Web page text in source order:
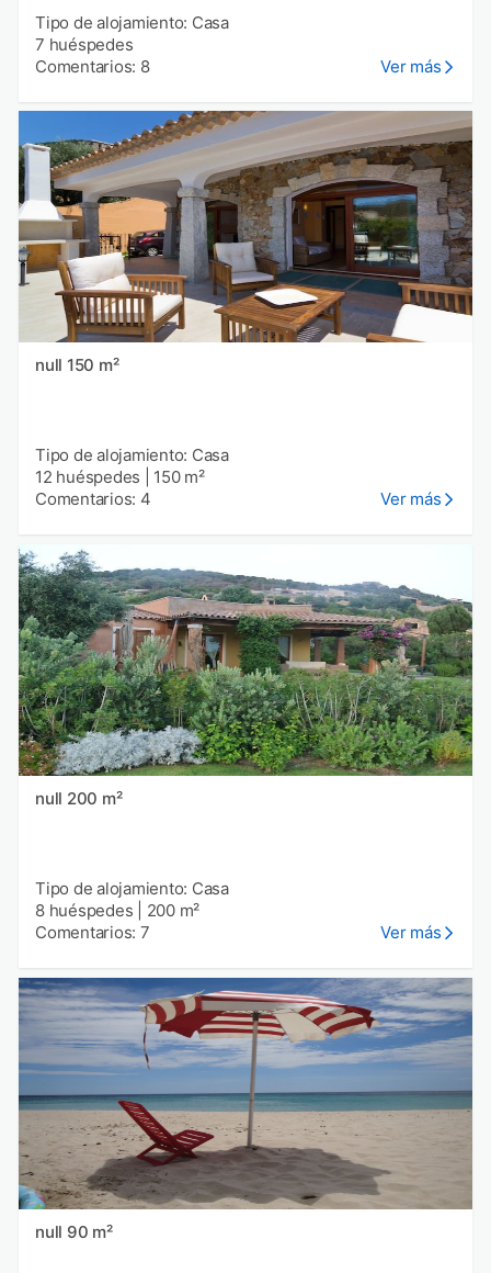
Tipo de alojamiento: Casa
7 huéspedes
Comentarios: 8
Ver más
null 150 m²
Tipo de alojamiento: Casa
12 huéspedes
150 m²
Comentarios: 4
Ver más
null 200 m²
Tipo de alojamiento: Casa
8 huéspedes
200 m²
Comentarios: 7
Ver más
null 90 m²